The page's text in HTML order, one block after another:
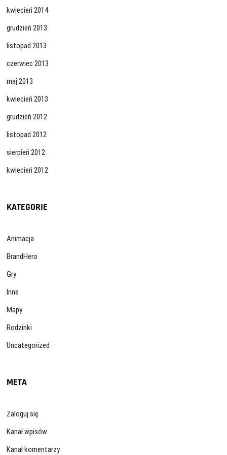
kwiecień 2014
grudzień 2013
listopad 2013
czerwiec 2013
maj 2013
kwiecień 2013
grudzień 2012
listopad 2012
sierpień 2012
kwiecień 2012
KATEGORIE
Animacja
BrandHero
Gry
Inne
Mapy
Rodzinki
Uncategorized
META
Zaloguj się
Kanał wpisów
Kanał komentarzy